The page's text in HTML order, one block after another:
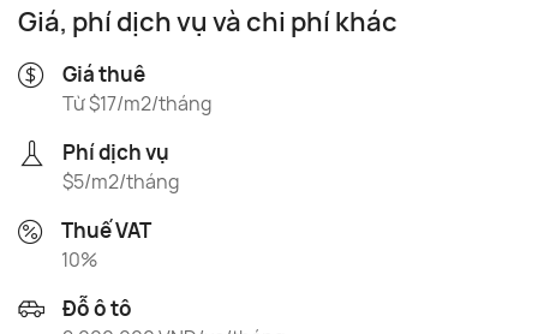
Giá, phí dịch vụ và chi phí khác
Giá thuê
Từ $17/m2/tháng
Phí dịch vụ
$5/m2/tháng
Thuế VAT
10%
Đỗ ô tô